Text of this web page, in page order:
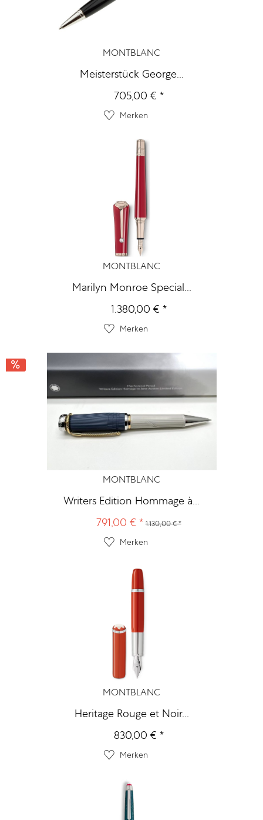
MONTBLANC
Meisterstück George...
705,00 € *
Merken
MONTBLANC
Marilyn Monroe Special...
1.380,00 € *
Merken
MONTBLANC
Writers Edition Hommage à...
791,00 € * 1.130,00 € *
Merken
MONTBLANC
Heritage Rouge et Noir...
830,00 € *
Merken